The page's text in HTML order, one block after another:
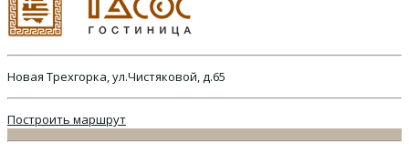
Новая Трехгорка, ул.Чистяковой, д.65
Построить маршрут